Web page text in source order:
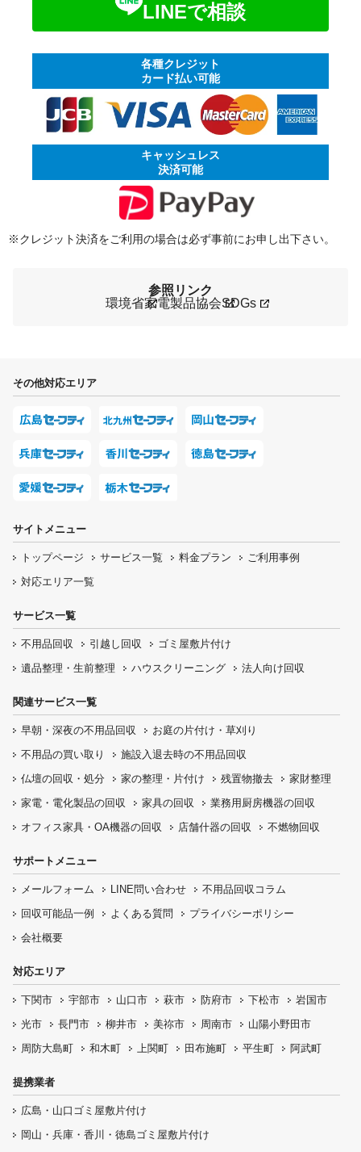
LINEで相談
各種クレジット
カード払い可能
キャッシュレス
決済可能
※クレジット決済をご利用の場合は必ず事前にお申し出下さい。
参照リンク
環境省家電製品協会SDGs
その他対応エリア
サイトメニュー
トップページ サービス一覧 料金プラン
ご利用事例
対応エリア一覧
サービス一覧
不用品回収 引越し回収
ゴミ屋敷片付け
遺品整理・生前整理
ハウスクリーニング 法人向け回収
関連サービス一覧
早朝・深夜の不用品回収 お庭の片付け・ 草刈り
不用品の買い取り 施設入退去時の不用品回収
仏壇の回収・処分 家の整理・片付け 残置物撤去
家財整理
家電・電化製品の回収
家具の回収 業務用厨房機器の回収
オフィス家具 ・OA機器の回収 店舗什器の回収 不燃物回収
サポートメニュー
メールフォーム LINE問い合わせ
不用品回収コラム
回収可能品一例
よくある質問
プライバシーポリシー
会社概要
対応エリア
下関市 宇部市 山口市 萩市 防府市 下松市
岩国市
光市
長門市 柳井市 美祢市 周南市
山陽小野田市
周防大島町
和木町 上関町 田布施町 平生町 阿武町
提携業者
広島・山口ゴミ屋敷片付け
岡山・兵庫・香川・徳島ゴミ屋敷片付け